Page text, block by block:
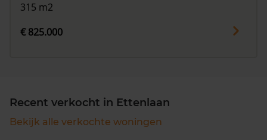
315 m2
€ 825.000
Recent verkocht in Ettenlaan
Bekijk alle verkochte woningen